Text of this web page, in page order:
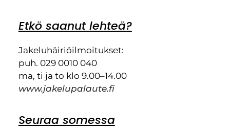
Etkö saanut lehteä?
Jakeluhäiriöilmoitukset:
puh. 029 0010 040
ma, ti ja to klo 9.00–14.00
www.jakelupalaute.fi
Seuraa somessa